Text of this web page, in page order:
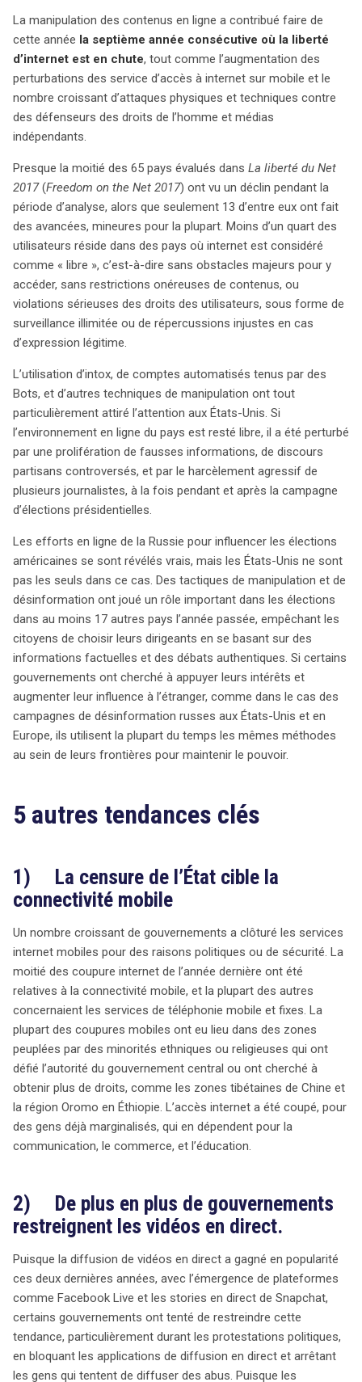
La manipulation des contenus en ligne a contribué faire de
cette année la septième année consécutive où la liberté
d’internet est en chute, tout comme l’augmentation des
perturbations des service d’accès à internet sur mobile et le
nombre croissant d’attaques physiques et techniques contre
des défenseurs des droits de l’homme et médias
indépendants.
Presque la moitié des 65 pays évalués dans La liberté du Net
2017(Freedom on the Net 2017) ont vu un déclin pendant la
période d’analyse, alors que seulement 13 d’entre eux ont fait
des avancées, mineures pour la plupart. Moins d’un quart des
utilisateurs réside dans des pays où internet est considéré
comme « libre », c’est-à-dire sans obstacles majeurs pour y
accéder, sans restrictions onéreuses de contenus, ou
violations sérieuses des droits des utilisateurs, sous forme de
surveillance illimitée ou de répercussions injustes en cas
d’expression légitime.
L’utilisation d’intox, de comptes automatisés tenus par des
Bots, et d’autres techniques de manipulation ont tout
particulièrement attiré l’attention aux États-Unis. Si
l’environnement en ligne du pays est resté libre, il a été perturbé
par une prolifération de fausses informations, de discours
partisans controversés, et par le harcèlement agressif de
plusieurs journalistes, à la fois pendant et après la campagne
d’élections présidentielles.
Les efforts en ligne de la Russie pour influencer les élections
américaines se sont révélés vrais, mais les États-Unis ne sont
pas les seuls dans ce cas. Des tactiques de manipulation et de
désinformation ont joué un rôle important dans les élections
dans au moins 17 autres pays l’année passée, empêchant les
citoyens de choisir leurs dirigeants en se basant sur des
informations factuelles et des débats authentiques. Si certains
gouvernements ont cherché à appuyer leurs intérêts et
augmenter leur influence à l’étranger, comme dans le cas des
campagnes de désinformation russes aux États-Unis et en
Europe, ils utilisent la plupart du temps les mêmes méthodes
au sein de leurs frontières pour maintenir le pouvoir.
5 autres tendances clés
1) La censure de l’État cible la
connectivité mobile
Un nombre croissant de gouvernements a clôturé les services
internet mobiles pour des raisons politiques ou de sécurité. La
moitié des coupure internet de l’année dernière ont été
relatives à la connectivité mobile, et la plupart des autres
concernaient les services de téléphonie mobile et fixes. La
plupart des coupures mobiles ont eu lieu dans des zones
peuplées par des minorités ethniques ou religieuses qui ont
défié l’autorité du gouvernement central ou ont cherché à
obtenir plus de droits, comme les zones tibétaines de Chine et
la région Oromo en Éthiopie. L’accès internet a été coupé, pour
des gens déjà marginalisés, qui en dépendent pour la
communication, le commerce, et l’éducation.
2) De plus en plus de gouvernements
restreignent les vidéos en direct.
Puisque la diffusion de vidéos en direct a gagné en popularité
ces deux dernières années, avec l’émergence de plateformes
comme Facebook Live et les stories en direct de Snapchat,
certains gouvernements ont tenté de restreindre cette
tendance, particulièrement durant les protestations politiques,
en bloquant les applications de diffusion en direct et arrêtant
les gens qui tentent de diffuser des abus. Puisque les